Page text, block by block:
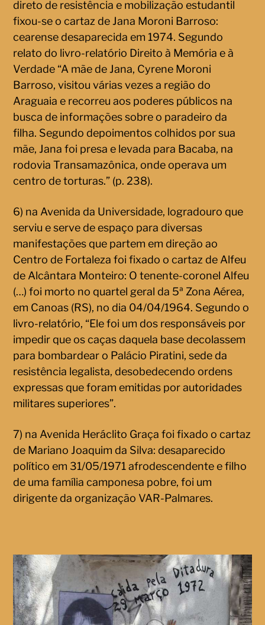
direto de resistência e mobilização estudantil
fixou-se o cartaz de Jana Moroni Barroso:
cearense desaparecida em 1974. Segundo
relato do livro-relatório Direito à Memória e à
Verdade “A mãe de Jana, Cyrene Moroni
Barroso, visitou várias vezes a região do
Araguaia e recorreu aos poderes públicos na
busca de informações sobre o paradeiro da
filha. Segundo depoimentos colhidos por sua
mãe, Jana foi presa e levada para Bacaba, na
rodovia Transamazônica, onde operava um
centro de torturas.” (p. 238).
6) na Avenida da Universidade, logradouro que
serviu e serve de espaço para diversas
manifestações que partem em direção ao
Centro de Fortaleza foi fixado o cartaz de Alfeu
de Alcântara Monteiro: O tenente-coronel Alfeu
(…) foi morto no quartel geral da 5ª Zona Aérea,
em Canoas (RS), no dia 04/04/1964. Segundo o
livro-relatório, “Ele foi um dos responsáveis por
impedir que os caças daquela base decolassem
para bombardear o Palácio Piratini, sede da
resistência legalista, desobedecendo ordens
expressas que foram emitidas por autoridades
militares superiores”.
7) na Avenida Heráclito Graça foi fixado o cartaz
de Mariano Joaquim da Silva: desaparecido
político em 31/05/1971 afrodescendente e filho
de uma família camponesa pobre, foi um
dirigente da organização VAR-Palmares.